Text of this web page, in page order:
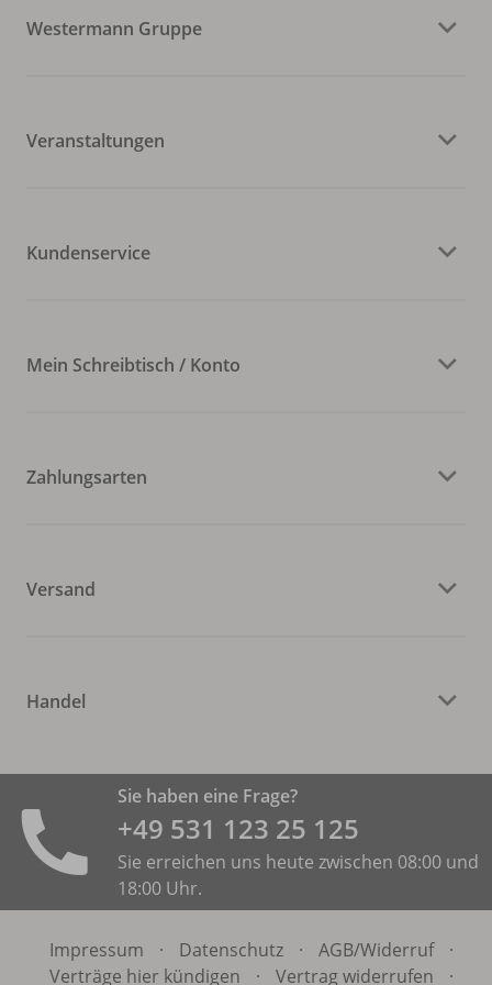
Westermann Gruppe
Veranstaltungen
Kundenservice
Mein Schreibtisch / Konto
Zahlungsarten
Versand
Handel
Sie haben eine Frage?
+49 531 ­123 25 125
Sie erreichen uns heute zwischen 08:00 und
18:00 Uhr.
Impressum · Datenschutz · AGB/Widerruf
·
Verträge hier kündigen
· Vertrag widerrufen ·